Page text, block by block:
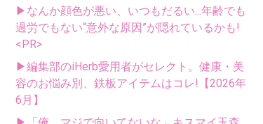
▶なんか顔色が悪い、いつもだるい...年齢でも
過労でもない“意外な原因”が隠れているかも!
<PR>
▶編集部のiHerb愛用者がセレクト。健康・美
容のお悩み別、鉄板アイテムはコレ!【2026年
6月】